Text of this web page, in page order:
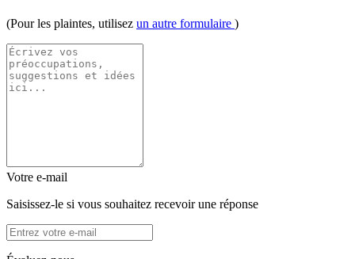
(Pour les plaintes, utilisez un autre formulaire )
Votre e-mail
Saisissez-le si vous souhaitez recevoir une réponse